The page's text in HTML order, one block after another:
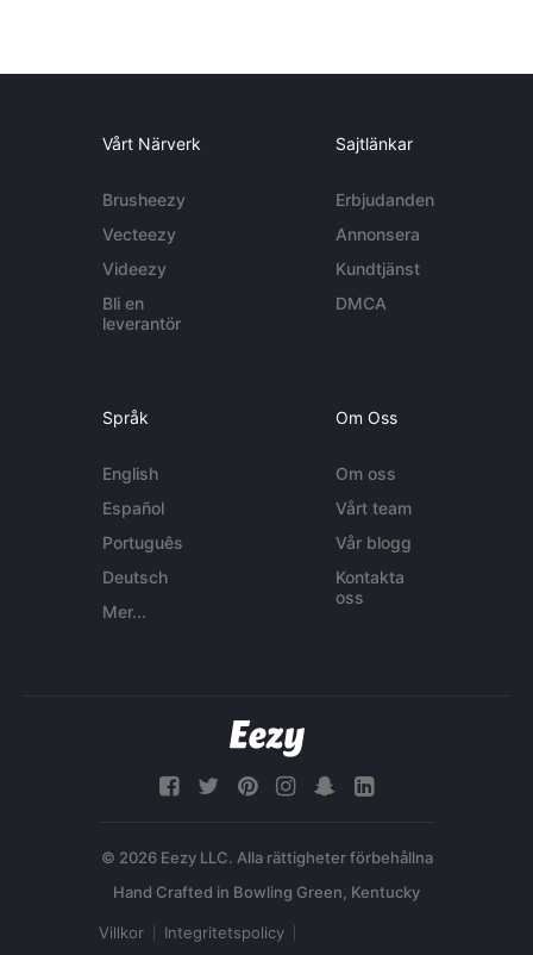
Vårt Närverk
Brusheezy
Vecteezy
Videezy
Bli en
leverantör
Sajtlänkar
Erbjudanden
Annonsera
Kundtjänst
DMCA
Språk
English
Español
Português
Deutsch
Mer...
Om Oss
Om oss
Vårt team
Vår blogg
Kontakta
oss
© 2026 Eezy LLC. Alla rättigheter förbehållna
Villkor Integritetspolicy